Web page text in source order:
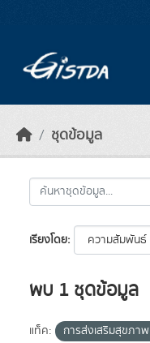
ชุดข้อมูล
เรียงโดย
พบ 1 ชุดข้อมูล
แท็ค: การส่งเสริมสุขภาพ